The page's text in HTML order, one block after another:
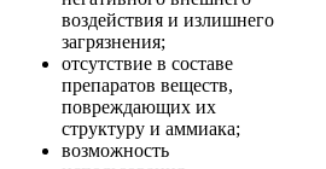
воздействия и излишнего
загрязнения;
отсутствие в составе
препаратов веществ,
повреждающих их
структуру и аммиака;
возможность